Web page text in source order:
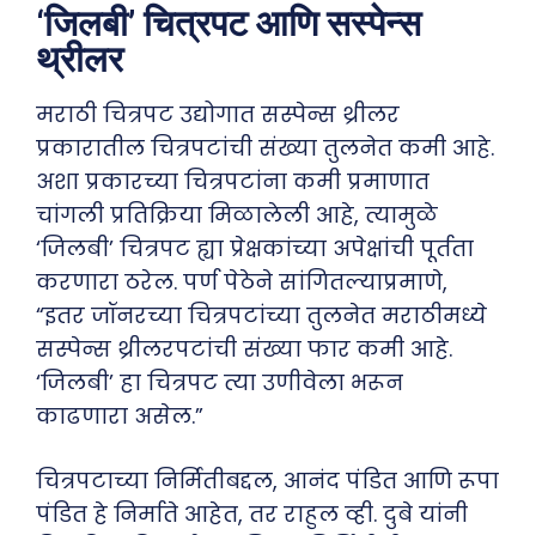
‘जिलबी’ चित्रपट आणि सस्पेन्स
थ्रीलर
मराठी चित्रपट उद्योगात सस्पेन्स थ्रीलर
प्रकारातील चित्रपटांची संख्या तुलनेत कमी आहे.
अशा प्रकारच्या चित्रपटांना कमी प्रमाणात
चांगली प्रतिक्रिया मिळालेली आहे, त्यामुळे
‘जिलबी’ चित्रपट ह्या प्रेक्षकांच्या अपेक्षांची पूर्तता
करणारा ठरेल. पर्ण पेठेने सांगितल्याप्रमाणे,
“इतर जॉनरच्या चित्रपटांच्या तुलनेत मराठीमध्ये
सस्पेन्स थ्रीलरपटांची संख्या फार कमी आहे.
‘जिलबी’ हा चित्रपट त्या उणीवेला भरून
काढणारा असेल.”
चित्रपटाच्या निर्मितीबद्दल, आनंद पंडित आणि रूपा
पंडित हे निर्माते आहेत, तर राहुल व्ही. दुबे यांनी